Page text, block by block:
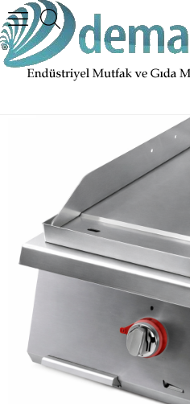
Gastrotech EPI9010S Düz Yüzeyli Elektrikli Izgara 900 Seri